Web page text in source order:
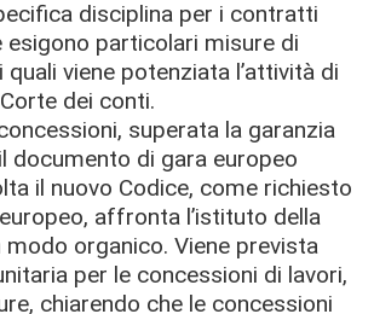
disciplina per i contratti
esigono particolari misure di
quali viene potenziata l’attività di
dei conti.
superata la garanzia
documento di gara europeo
il nuovo Codice, come richiesto
affronta l’istituto della
modo organico. Viene prevista
per le concessioni di lavori,
chiarendo che le concessioni